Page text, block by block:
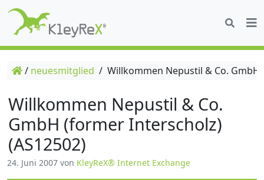
/ neuesmitglied / Willkommen Nepustil & Co.
Willkommen Nepustil & Co.
GmbH (former Interscholz)
(AS12502)
24. Juni 2007 von KleyReX® Internet Exchange